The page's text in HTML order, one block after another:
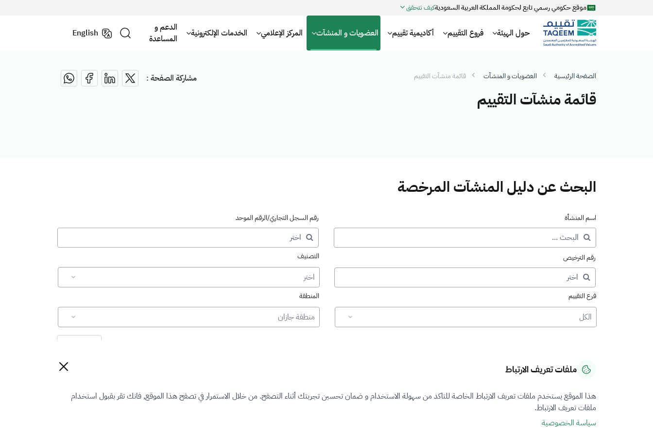
موقع حكومي رسمي تابع لحكومة المملكة العربية السعوديةكيف تتحقق
حول الهيئة فروع التقييم أكاديمية تقييم العضويات و المنشآت المركز الإعلامي الخدمات الإلكترونية
الدعم و
المساعدة
English
الصفحة الرئيسية العضويات و المنشآت قائمة منشآت التقييم مشاركة الصفحة :
قائمة منشآت التقييم
البحث عن دليل المنشآت المرخصة
اسم المنشأة رقم السجل التجاري/الرقم الموحد
رقم الترخيص التصنيف
اختر
فرع التقييم
الكل
المنطقة
منطقة جازان
نتيجة البحث عن "المنشآت المرخصة"
ملفات تعريف الارتباط
هذا الموقع يستخدم ملفات تعريف الارتباط الخاصة للتاكد من سهولة الاستخدام و ضمان تحسين تجربتك أثناء التصفح. من خلال الاستمرار في تصفح هذا الموقع, فانك تقر بقبول استخدام
ملفات تعريف الارتباط.
سياسة الخصوصية